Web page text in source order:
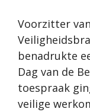
Voorzitter
benadrukte
Dag van de
toespraak
veilige